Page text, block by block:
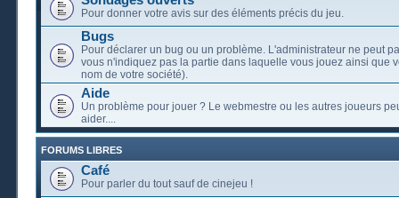
Pour donner votre avis sur des éléments précis du jeu.
Bugs
Pour déclarer un bug ou un problème. L'administrateur ne peut
vous n'indiquez pas la partie dans laquelle vous jouez ainsi que
nom de votre société).
Aide
Un problème pour jouer ? Le webmestre ou les autres joueurs
aider....
FORUMS LIBRES
Café
Pour parler du tout sauf de cinejeu !